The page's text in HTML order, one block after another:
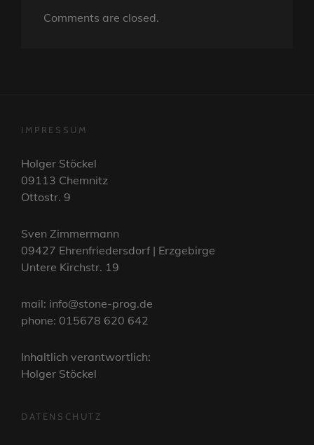
Comments are closed.
IMPRESSUM
Holger Stöckel
09113 Chemnitz
Ottostr. 9
Sven Zimmermann
09427 Ehrenfriedersdorf | Erzgebirge
Untere Kirchstr. 19
mail: info@stone-prog.de
phone: 015678 620 642
Inhaltlich verantwortlich:
Holger Stöckel
DATENSCHUTZ